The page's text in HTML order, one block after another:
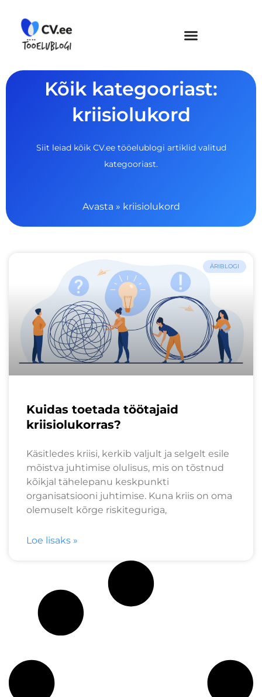
content
Kõik kategooriast:
kriisiolukord
Siit leiad kõik CV.ee tööelublogi artiklid valitud
kategooriast.
Avasta » kriisiolukord
ÄRIBLOGI
Kuidas toetada töötajaid
kriisiolukorras?
Käsitledes kriisi, kerkib valjult ja selgelt esile
mõistva juhtimise olulisus, mis on tõstnud
kõikjal tähelepanu keskpunkti
organisatsiooni juhtimise. Kuna kriis on oma
olemuselt kõrge riskiteguriga,
Loe lisaks »